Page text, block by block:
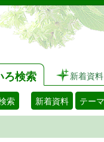
ろ検索 新着資料
索 新着資料 テー